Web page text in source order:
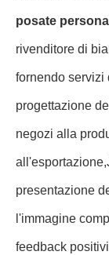
posate
rivenditore di
fornendo servizi
progettazione
negozi alla
presentazione
l'immagine
feedback